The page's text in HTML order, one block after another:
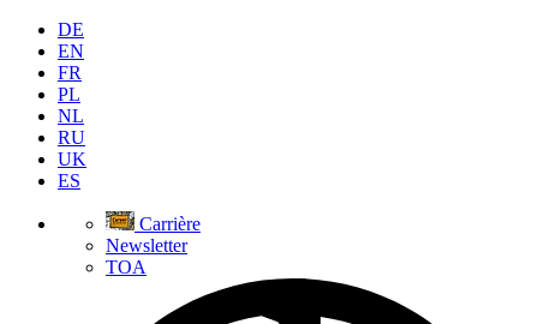
DE
EN
FR
PL
NL
RU
UK
ES
Carrière
Newsletter
TOA